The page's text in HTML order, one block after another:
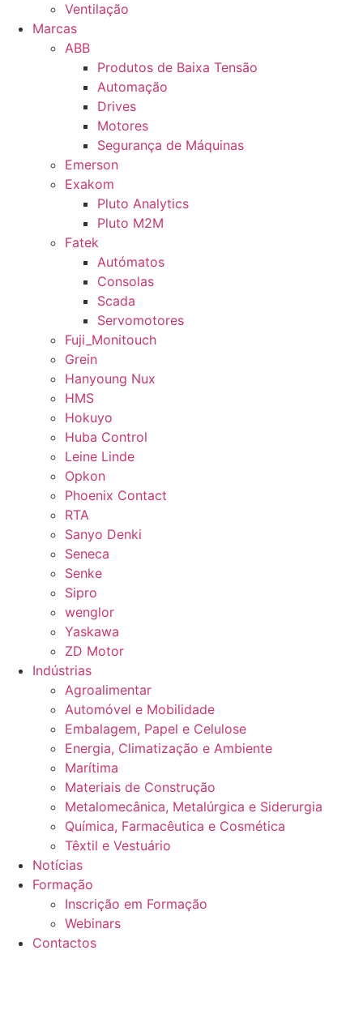
Ventilação
Marcas
ABB
Produtos de Baixa Tensão
Automação
Drives
Motores
Segurança de Máquinas
Emerson
Exakom
Pluto Analytics
Pluto M2M
Fatek
Autómatos
Consolas
Scada
Servomotores
Fuji_Monitouch
Grein
Hanyoung Nux
HMS
Hokuyo
Huba Control
Leine Linde
Opkon
Phoenix Contact
RTA
Sanyo Denki
Seneca
Senke
Sipro
wenglor
Yaskawa
ZD Motor
Indústrias
Agroalimentar
Automóvel e Mobilidade
Embalagem, Papel e Celulose
Energia, Climatização e Ambiente
Marítima
Materiais de Construção
Metalomecânica, Metalúrgica e Siderurgia
Química, Farmacêutica e Cosmética
Têxtil e Vestuário
Notícias
Formação
Inscrição em Formação
Webinars
Contactos